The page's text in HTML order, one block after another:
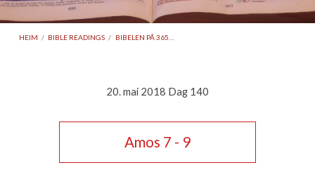
HEIM / BIBLE READINGS / BIBELEN PÅ 365…
20. mai 2018 Dag 140
Amos 7 - 9